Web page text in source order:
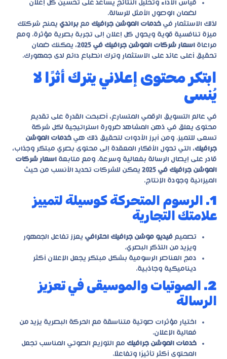
قياس الأداء وتحليل النتائج يساعد على تحسين كل إعلان
لضمان الوصول الأمثل للرسالة.
لذلك الاستثمار في خدمات الموشن جرافيك مع براندي يمنح شركتك
ميزة تنافسية قوية ويحول كل إعلان إلى تجربة بصرية مؤثرة. ومع
مراعاة اسعار شركات الموشن جرافيك في 2025
، يمكنك ضمان
تحقيق أعلى عائد على الاستثمار وترك انطباع دائم لدى جمهورك.
ابتكر محتوى إعلاني يترك أثرًا لا
يُنسى
في عالم التسويق الرقمي المتسارع، أصبحت القدرة على تقديم
محتوى يعلق في ذهن المشاهد ضرورة استراتيجية لكل شركة
تسعى للتميز. ومن أبرز الأدوات لتحقيق ذلك هي خدمات الموشن
جرافيك، التي تحول الأفكار المعقدة إلى محتوى بصري مبتكر وجذاب،
قادر على إيصال الرسالة بفعالية وسرعة. ومع متابعة اسعار شركات
الموشن جرافيك في 2025
يمكن للشركات تحديد الأنسب من حيث
الميزانية وجودة الإنتاج.
1. الرسوم المتحركة كوسيلة لتمييز
علامتك التجارية
تصميم فيديو موشن جرافيك احترافي يعزز تفاعل الجمهور
ويزيد من التذكر البصري.
دمج العناصر الرسومية بشكل مبتكر يجعل الإعلان أكثر
ديناميكية وجاذبية.
2. الصوتيات والموسيقى في تعزيز
الرسالة
اختيار مؤثرات صوتية متناسقة مع الحركة البصرية يزيد من
فعالية الإعلان.
خدمات الموشن جرافيك مع التوزيع الصوتي المناسب تجعل
المحتوى أكثر تأثيرًا وتفاعلًا.